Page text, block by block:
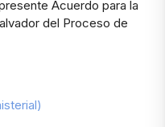
Acuerdo para la
del Proceso de